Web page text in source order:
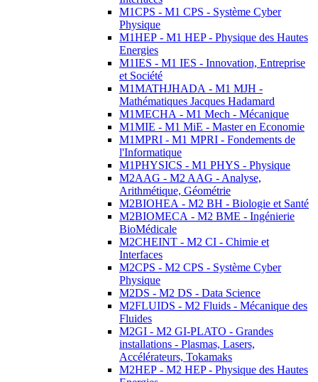
M1CPS - M1 CPS - Système Cyber
Physique
M1HEP - M1 HEP - Physique des Hautes
Energies
M1IES - M1 IES - Innovation, Entreprise
et Société
M1MATHJHADA - M1 MJH -
Mathématiques Jacques Hadamard
M1MECHA - M1 Mech - Mécanique
M1MIE - M1 MiE - Master en Economie
M1MPRI - M1 MPRI - Fondements de
l'Informatique
M1PHYSICS - M1 PHYS - Physique
M2AAG - M2 AAG - Analyse,
Arithmétique, Géométrie
M2BIOHEA - M2 BH - Biologie et Santé
M2BIOMECA - M2 BME - Ingénierie
BioMédicale
M2CHEINT - M2 CI - Chimie et
Interfaces
M2CPS - M2 CPS - Système Cyber
Physique
M2DS - M2 DS - Data Science
M2FLUIDS - M2 Fluids - Mécanique des
Fluides
M2GI - M2 GI-PLATO - Grandes
installations - Plasmas, Lasers,
Accélérateurs, Tokamaks
M2HEP - M2 HEP - Physique des Hautes